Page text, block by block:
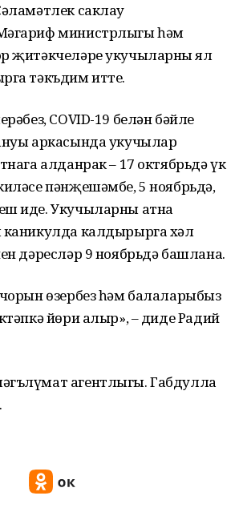
саклау
министрлыгы һәм
җитәкчеләре укучыларның ял
тәкъдим итте.
СOVID-19 белән бәйле
аркасында укучылар
алданрак – 17 октябрьдә үк
пәнҗешәмбе, 5 ноябрьдә,
иде. Укучыларны атна
каникулда калдырырга хәл
дәресләр 9 ноябрьдә башлана.
өзербез һәм балаларыбыз
йөри алыр», – диде Радий
агентлыгы. Габдулла